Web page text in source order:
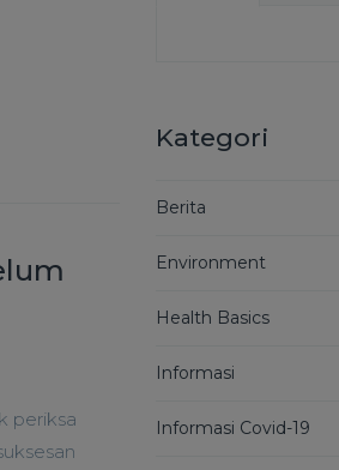
periksa
Kategori
Berita
Environment
Health Basics
Informasi
Informasi Covid-19